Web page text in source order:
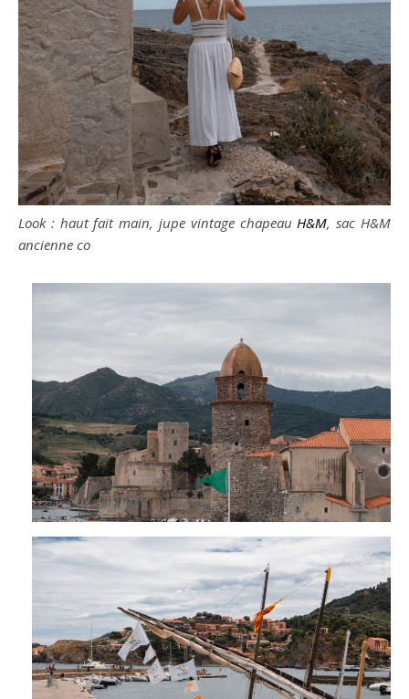
Look : haut fait main, jupe vintage chapeauH&M, sac H&M
ancienne co